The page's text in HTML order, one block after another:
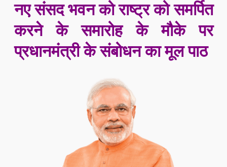
नए संसद भवन को राष्ट्र को समर्पित
करने के समारोह के मौके पर
प्रधानमंत्री के संबोधन का मूल पाठ